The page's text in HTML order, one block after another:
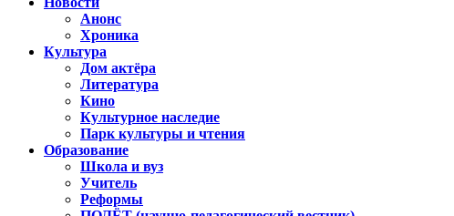
Анонс
Хроника
Культура
Дом актёра
Литература
Кино
Культурное наследие
Парк культуры и чтения
Образование
Школа и вуз
Учитель
Реформы